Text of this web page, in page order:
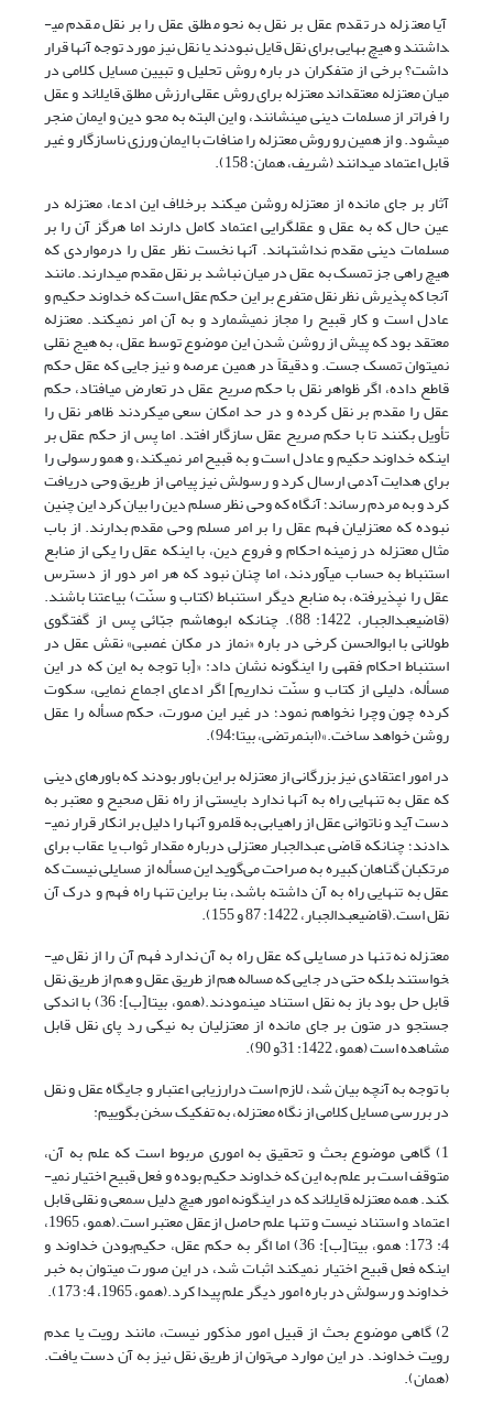
آیا معتزله در تقدم عقل بر نقل به نحو مطلق عقل را بر نقل مقدم می­
داشتند و هیچ بهایی برای نقل قایل نبودند یا نقل نیز مورد توجه آنها قرار
داشت؟ برخی از متفکران در باره روش تحلیل و تبیین مسایل کلامی در
میان معتزله معتقد‌اند معتزله برای روش عقلی ارزش مطلق قایل­اند و عقل
را فراتر از مسلمات دینی می­نشانند، و این البته به محو دین و ایمان منجر
می­شود. و از همین رو روش معتزله را منافات با ایمان ورزی ناسازگار و غیر
قابل اعتماد می­دانند (شریف، همان: 158).
آثار بر جای مانده از معتزله روشن می­کند برخلاف این ادعا، معتزله در
عین حال که به عقل و عقلگرایی اعتماد کامل دارند اما هرگز آن را بر
مسلمات دینی مقدم نداشته­اند. آنها نخست نظر عقل را درمواردی که
هیچ راهی جز تمسک به عقل در میان نباشد بر نقل مقدم می­دارند. مانند
آنجا که پذیرش نظر نقل متفرع بر این حکم عقل است که خداوند حکیم و
عادل است و کار قبیح را مجاز نمی­شمارد و به آن امر نمی­کند. معتزله
معتقد بود که پیش از روشن شدن این موضوع توسط عقل، به هیج نقلی
نمی­توان تمسک جست. و دقیقاً در همین عرصه و نیز جایی که عقل حکم
قاطع داده، اگر ظواهر نقل با حکم صریح عقل در تعارض می­افتاد، حکم
عقل را مقدم بر نقل کرده و در حد امکان سعی می­کردند ظاهر نقل را
تأویل بکنند تا با حکم صریح عقل سازگار افتد. اما پس از حکم عقل بر
اینکه خداوند حکیم و عادل است و به قبیح امر نمی­کند، و همو رسولی را
برای هدایت آدمی ارسال کرد و رسولش نیز پیامی از طریق وحی دریافت
کرد و به مردم رساند؛ آنگاه که وحی نظر مسلم دین را بیان کرد این چنین
نبوده که معتزلیان فهم عقل را بر امر مسلم وحی مقدم بدارند. از باب
مثال معتزله در زمینه احکام و فروع دین، با اینکه عقل را یکى از منابع
استنباط به حساب مى­آوردند، اما چنان نبود که هر امر دور از دسترس
عقل را نپذیرفته، به منابع دیگر استنباط (کتاب و سنّت) بى­اعتنا باشند.
(قاضی‏عبدالجبار، 1422: 88). چنان­که ابوهاشم جبّائى پس از گفتگوی
طولانى با ابوالحسن کرخى در باره «نماز در مکان غصبى» نقش عقل در
استنباط احکام فقهى را اینگونه نشان داد: «[با توجه به این که در این
مسأله، دلیلى از کتاب و سنّت نداریم] اگر ادعاى اجماع نمایى، سکوت
کرده چون وچرا نخواهم نمود؛ در غیر این صورت، حکم مسأله را عقل
روشن خواهد ساخت.»(ابن‏مرتضی، بی‏تا:94).
در امور اعتقادى نیز بزرگانی از معتزله بر این باور بودند که باورهاى دینى
که عقل به تنهایی راه به آنها ندارد ­بایستی از راه نقل صحیح و معتبر به
دست آید و ناتوانى عقل از راهیابى به قلمرو آن­ها را دلیل بر انکار قرار نمى­
دادند؛ چنان­که قاضى عبدالجبار معتزلى درباره مقدار ثواب یا عقاب برای
مرتکبان گناهان کبیره به صراحت می‌گوید این مسأله از مسایلی نیست که
عقل به تنهایی راه به آن داشته باشد، بنا براین تنها راه فهم و درک آن
نقل است.(قاضی‏عبدالجبار، 1422: 87 و 155).
معتزله نه تنها در مسایلی که عقل راه به آن ندارد فهم آن را از نقل می­
خواستند بلکه حتی در جایی که مساله هم از طریق عقل و هم از طریق نقل
قابل حل بود باز به نقل استناد می­نمودند.(همو، بی‏تا[ب]: 36) با اندکی
جستجو در متون بر جای مانده از معتزلیان به نیکی رد پای نقل قابل
مشاهده است (همو، 1422: 31و 90).
با توجه به آنچه بیان شد، لازم است درارزیابی اعتبار و جایگاه عقل و نقل
در بررسی مسایل کلامی از نگاه معتزله، به تفکیک سخن بگوییم:
1) گاهی موضوع بحث و تحقیق به اموری مربوط است که علم به آن،
متوقف است بر علم به این که خداوند حکیم بوده و فعل قبیح اختیار نمی­
کند. همه معتزله قایل­اند که در این­گونه امور هیچ دلیل سمعی و نقلی قابل
اعتماد و استناد نیست و تنها علم حاصل ازعقل معتبر است.(همو، 1965،
‏4: 173؛ همو، بی‏تا[ب]: 36) اما اگر به حکم عقل، حکیم‌بودن خداوند و
اینکه فعل قبیح اختیار نمی­کند اثبات شد، در این صورت می­توان به خبر
خداوند و رسولش در باره امور دیگر علم پیدا کرد.(همو، 1965، 4: 173).
2) گاهی موضوع بحث از قبیل امور مذکور نیست، مانند رویت یا عدم
رویت خداوند. در این موارد می‌توان از طریق نقل نیز به آن دست یافت.
(همان).